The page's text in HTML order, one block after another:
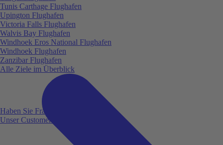
Haben Sie Fragen?
Unser Customer Service ist für Sie da!
Tunis Carthage Flughafen
Upington Flughafen
Victoria Falls Flughafen
Walvis Bay Flughafen
Windhoek Eros National Flughafen
Windhoek Flughafen
Zanzibar Flughafen
Alle Ziele im Überblick